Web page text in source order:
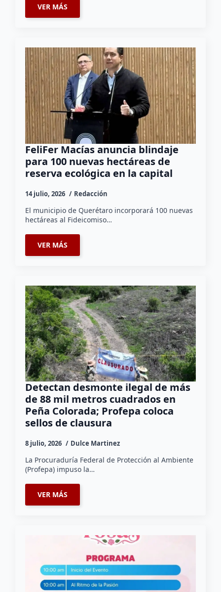
VER MÁS
FeliFer Macías anuncia blindaje
para 100 nuevas hectáreas de
reserva ecológica en la capital
14 julio, 2026 Redacción
El municipio de Querétaro incorporará 100 nuevas
hectáreas al Fideicomiso…
VER MÁS
Detectan desmonte ilegal de más
de 88 mil metros cuadrados en
Peña Colorada; Profepa coloca
sellos de clausura
8 julio, 2026 Dulce Martinez
La Procuraduría Federal de Protección al Ambiente
(Profepa) impuso la…
VER MÁS